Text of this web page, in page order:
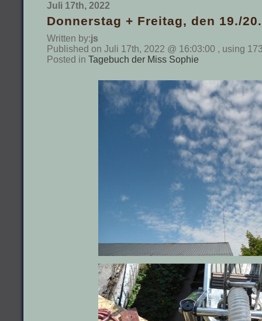
Juli 17th, 2022
Donnerstag + Freitag, den 19./
Written by:js
Published on Juli 17th, 2022 @ 16:03:00 , using
Posted in Tagebuch der Miss Sophie